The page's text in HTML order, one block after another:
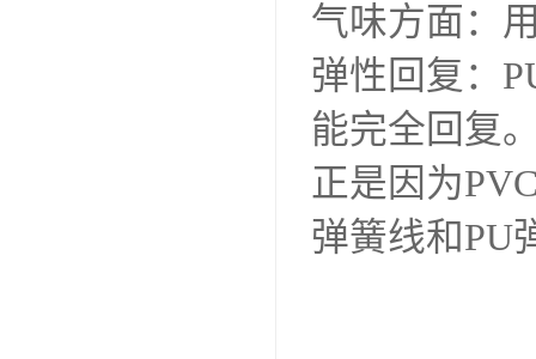
气味方面：
弹性回复：
能完全回复
正是因为
弹簧线和PU